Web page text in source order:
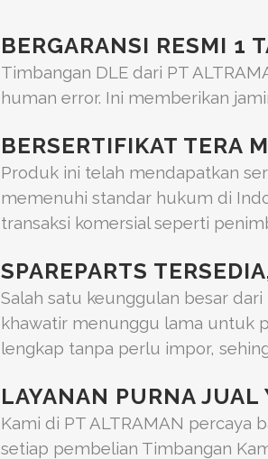
BERGARANSI RESMI 1
Timbangan DLE dari PT
human error. Ini memberikan
BERSERTIFIKAT TERA
Produk ini telah mendapatkan
memenuhi standar hukum di
transaksi komersial seperti
SPAREPARTS
Salah satu keunggulan besar
khawatir menunggu lama untuk
lengkap tanpa perlu impor,
LAYANAN PURNA JUAL
Kami di PT ALTRAMAN percaya
setiap pembelian Timbangan